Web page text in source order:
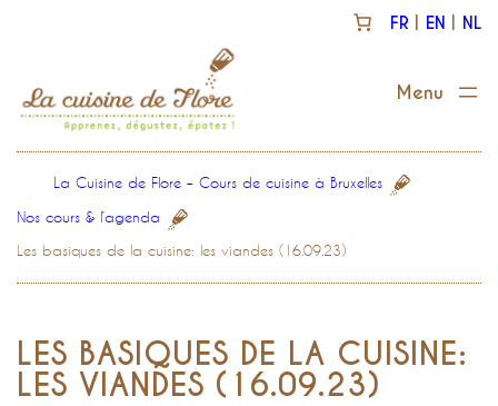
FR EN NL
La Cuisine de Flore – Cours de cuisine à Bruxelles
Nos cours & l’agenda
Les basiques de la cuisine: les viandes (16.09.23)
LES BASIQUES DE LA CUISINE:
LES VIANDES (16.09.23)